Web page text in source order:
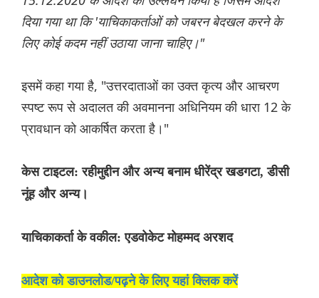
दिया गया था कि 'याचिकाकर्ताओं को जबरन बेदखल करने के
लिए कोई कदम नहीं उठाया जाना चाहिए।"
इसमें कहा गया है, "उत्तरदाताओं का उक्त कृत्य और आचरण
स्पष्ट रूप से अदालत की अवमानना ​​अधिनियम की धारा 12 के
प्रावधान को आकर्षित करता है।"
केस टाइटल: रहीमुद्दीन और अन्य बनाम धीरेंद्र खडगटा, डीसी
नूंह और अन्य।
याचिकाकर्ता के वकील: एडवोकेट मोहम्मद अरशद
आदेश को डाउनलोड/पढ़ने के लिए यहां क्लिक करें